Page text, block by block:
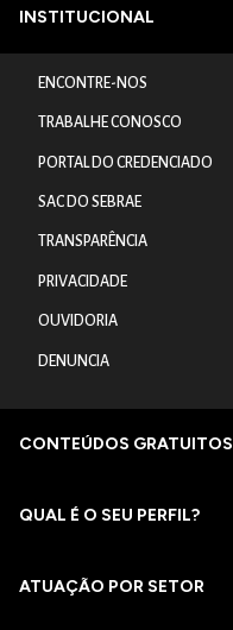
INSTITUCIONAL
ENCONTRE-NOS
TRABALHE CONOSCO
PORTAL DO CREDENCIADO
SAC DO SEBRAE
TRANSPARÊNCIA
PRIVACIDADE
OUVIDORIA
DENUNCIA
CONTEÚDOS GRATUITOS
QUAL É O SEU PERFIL?
ATUAÇÃO POR SETOR